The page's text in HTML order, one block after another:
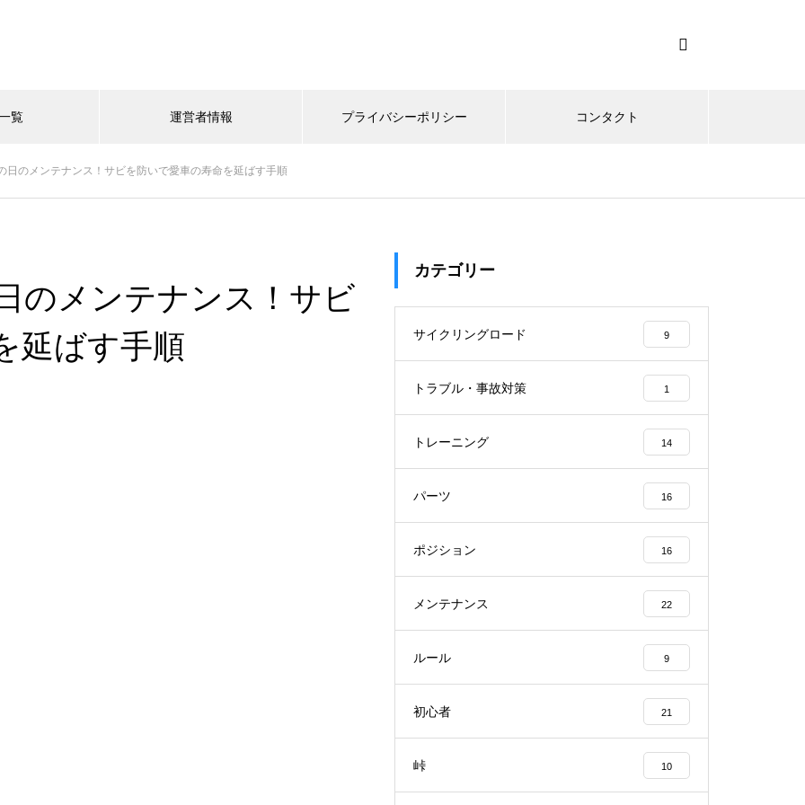
覧 運営者情報 プライバシーポリシー コンタクト
日のメンテナンス！サビを防いで愛車の寿命を延ばす手順
のメンテナンス！サビ
延ばす手順
カテゴリー
サイクリングロード 9
トラブル・事故対策 1
トレーニング 14
パーツ 16
ポジション 16
メンテナンス 22
ルール 9
初心者 21
峠 10